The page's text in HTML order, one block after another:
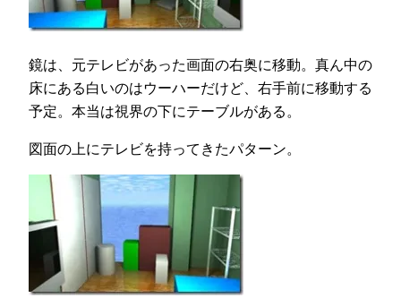
鏡は、元テレビがあった画面の右奥に移動。真ん中の
床にある白いのはウーハーだけど、右手前に移動する
予定。本当は視界の下にテーブルがある。
図面の上にテレビを持ってきたパターン。